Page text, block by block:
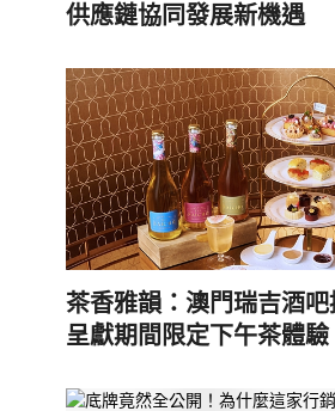
供應鏈協同發展新機遇
茶香雅韻：澳門瑞吉酒
呈獻期間限定下午茶體驗